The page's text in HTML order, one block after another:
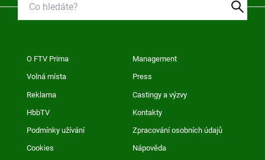
O FTV Prima Management
Volná místa Press
Reklama Castingy a výzvy
HbbTV Kontakty
Podmínky užívání Zpracování osobních údajů
Cookies Nápověda